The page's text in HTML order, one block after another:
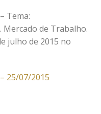
Tema:
de Trabalho.
julho de 2015 no
25/07/2015